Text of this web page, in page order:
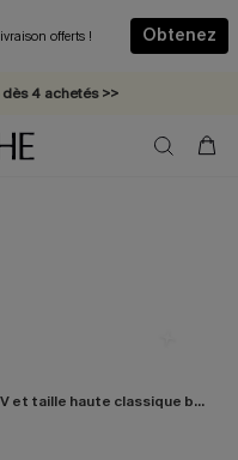
offerts !
Obtenez
ouvrés >>
4 achetés >>
Bikini longline à col en V et taille haute classique bleu marine